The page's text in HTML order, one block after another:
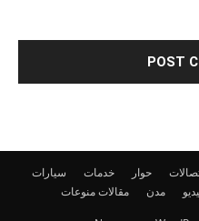
حوار خدمات
سيارات
مدن مقالات منوعات